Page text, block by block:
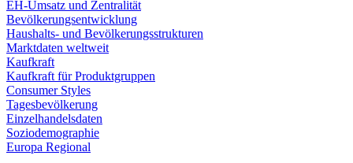
EH-Umsatz und Zentralität
Bevölkerungsentwicklung
Haushalts- und Bevölkerungsstrukturen
Marktdaten weltweit
Kaufkraft
Kaufkraft für Produktgruppen
Consumer Styles
Tagesbevölkerung
Einzelhandelsdaten
Soziodemographie
Europa Regional